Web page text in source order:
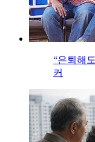
“은퇴해
커